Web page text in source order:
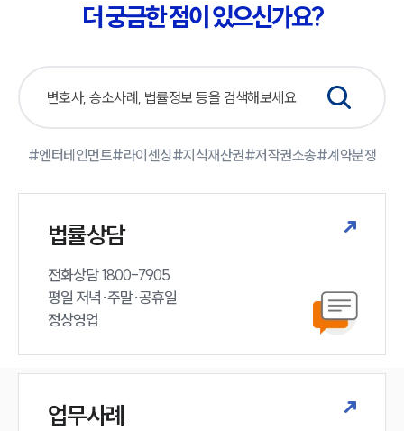
더 궁금한 점이 있으신가요?
#엔터테인먼트#라이센싱#지식재산권#저작권소송#계약분쟁
법률상담
전화상담 1800-7905
평일 저녁·주말·공휴일
정상영업
업무사례